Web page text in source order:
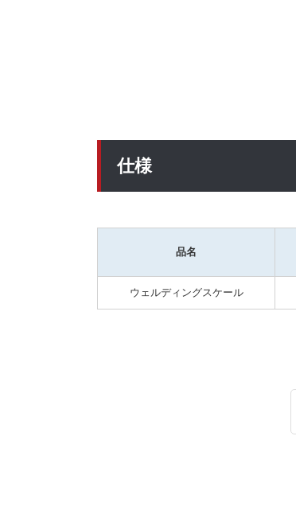
仕様
品名
ウェルディングスケール